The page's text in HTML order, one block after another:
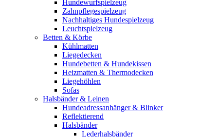
Hundewurfspielzeug
Zahnpflegespielzeug
Nachhaltiges Hundespielzeug
Leuchtspielzeug
Betten & Körbe
Kühlmatten
Liegedecken
Hundebetten & Hundekissen
Heizmatten & Thermodecken
Liegehöhlen
Sofas
Halsbänder & Leinen
Hundeadressanhänger & Blinker
Reflektierend
Halsbänder
Lederhalsbänder